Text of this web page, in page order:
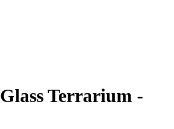
Glass Terrarium -